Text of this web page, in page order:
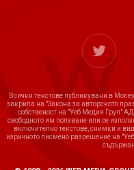
Всички текстове публикувани в
закрила на "Закона за авторското
собственост на "Уеб Медия Груп"
свободното им ползване или се
включително текстове, снимки и
изричното писмено разрешение на